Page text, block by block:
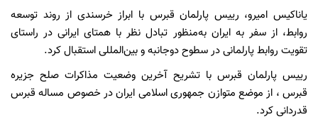
یاناکیس امیرو، رییس پارلمان قبرس با ابراز خرسندی از روند توسعه
روابط، از سفر به ایران به‌منظور تبادل نظر با همتای ایرانی در راستای
تقویت روابط پارلمانی در سطوح دوجانبه و بین‌المللی استقبال کرد.
رییس پارلمان قبرس با تشریح آخرین وضعیت مذاکرات صلح جزیره
قبرس ، از موضع متوازن جمهوری اسلامی ایران در خصوص مساله قبرس
قدردانی کرد.